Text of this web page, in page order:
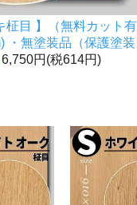
柾目 】（無料カット有
・無塗装品（保護塗装
6,750円(税614円)